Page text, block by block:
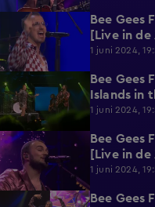
3:02
Bee Gees
[Live in de
1 juni 2024,
3:08
Bee Gees
Islands in
Dome]
1 juni 2024,
1:53
Bee Gees
[Live in de
1 juni 2024,
2:55
Bee Gees